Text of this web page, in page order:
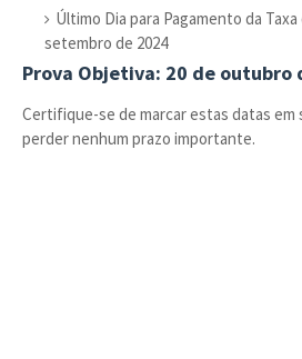
Último Dia para Pagamento da
setembro de 2024
Prova Objetiva: 20 de outubro
Certifique-se de marcar estas datas em
perder nenhum prazo importante.